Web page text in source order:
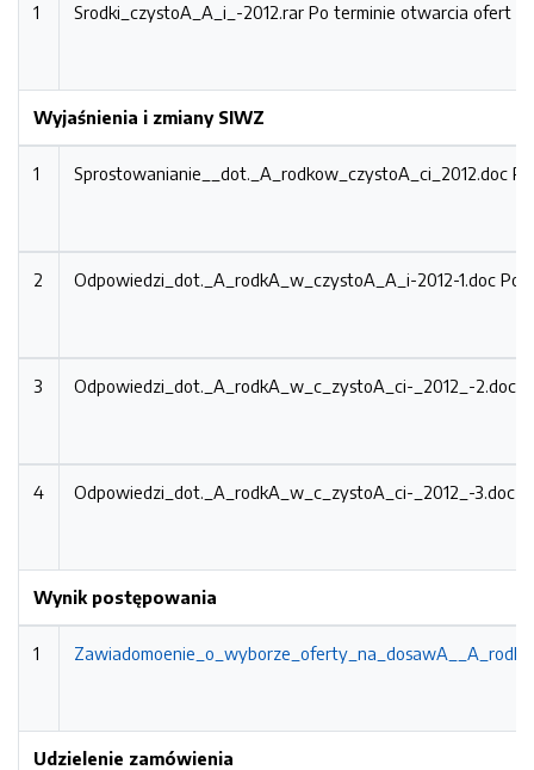
1 Srodki_czystoA_A_i_-2012.rar Po terminie otwarcia ofert
Wyjaśnienia i zmiany SIWZ
1 Sprostowanianie__dot._A_rodkow_czystoA_ci_2012.doc
2 Odpowiedzi_dot._A_rodkA_w_czystoA_A_i-2012-1.doc Po
3 Odpowiedzi_dot._A_rodkA_w_c_zystoA_ci-_2012_-2.doc
4 Odpowiedzi_dot._A_rodkA_w_c_zystoA_ci-_2012_-3.doc
Wynik postępowania
1
Udzielenie zamówienia